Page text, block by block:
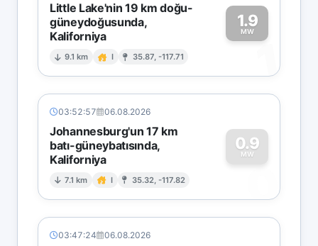
Little Lake'nin 19 km doğu-
güneydoğusunda,
Kaliforniya
9.1 km I 35.87, -117.71
1.9
MW
1
03:52:57 06.08.2026
Johannesburg'un 17 km
batı-güneybatısında,
Kaliforniya
7.1 km I 35.32, -117.82
0.9
MW
0
03:47:24 06.08.2026